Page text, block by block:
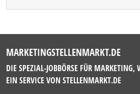
MARKETINGSTELLENMARKT.DE
DIE SPEZIAL-JOBBÖRSE FÜR
EIN SERVICE VON STELLENMARKT.DE